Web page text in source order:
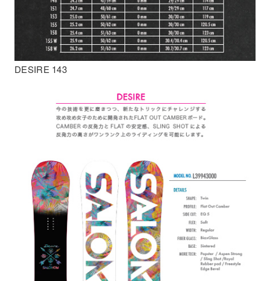
DESIRE 143